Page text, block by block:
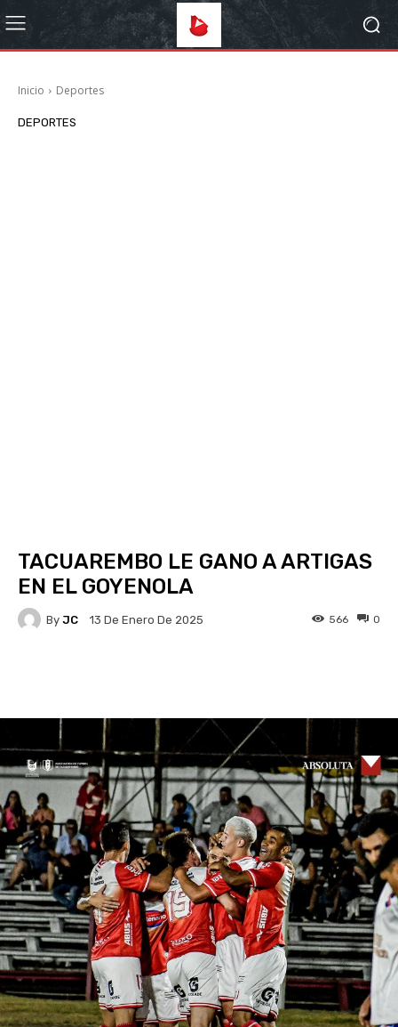
Inicio Deportes
DEPORTES
TACUAREMBO LE GANO A ARTIGAS
EN EL GOYENOLA
By JC 13 De Enero De 2025 0
566